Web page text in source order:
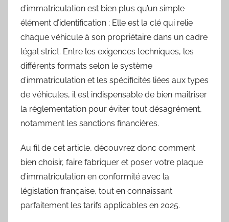
d’immatriculation est bien plus qu’un simple
élément d’identification ; Elle est la clé qui relie
chaque véhicule à son propriétaire dans un cadre
légal strict. Entre les exigences techniques, les
différents formats selon le système
d’immatriculation et les spécificités liées aux types
de véhicules, il est indispensable de bien maîtriser
la réglementation pour éviter tout désagrément,
notamment les sanctions financières.
Au fil de cet article, découvrez donc comment
bien choisir, faire fabriquer et poser votre plaque
d’immatriculation en conformité avec la
législation française, tout en connaissant
parfaitement les tarifs applicables en 2025.